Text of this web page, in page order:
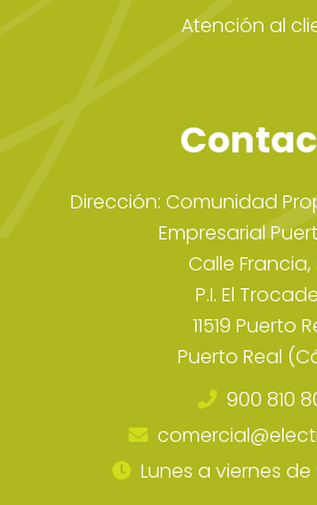
Atención al
Dirección: Comunidad
Empresarial
Calle
P.I. El
11519 Puerto
Puerto Real
900 810
Lunes a viernes de